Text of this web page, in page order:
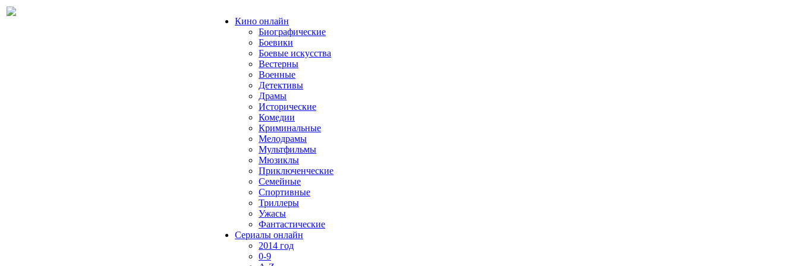
Кино онлайн
Биографические
Боевики
Боевые искусства
Вестерны
Военные
Детективы
Драмы
Исторические
Комедии
Криминальные
Мелодрамы
Мультфильмы
Мюзиклы
Приключенческие
Семейные
Спортивные
Триллеры
Ужасы
Фантастические
Сериалы онлайн
2014 год
0-9